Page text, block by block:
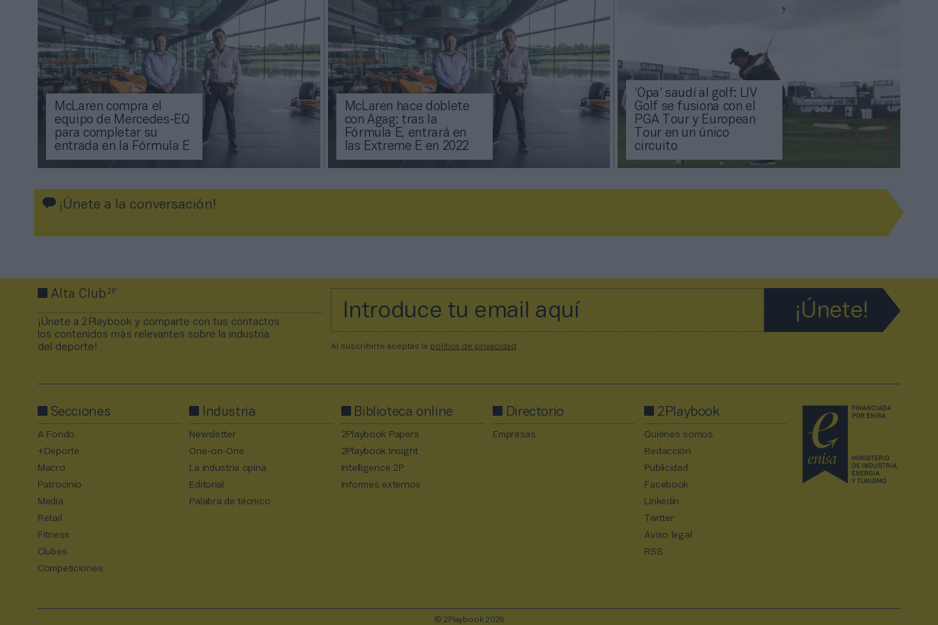
McLaren compra el
equipo de Mercedes-EQ
para completar su
entrada en la Fórmula E
McLaren hace doblete
con Agag: tras la
Fórmula E, entrará en
las Extreme E en 2022
‘Opa’ saudí al golf: LIV
Golf se fusiona con el
PGA Tour y European
Tour en un único
circuito
¡Únete a la conversación!
Alta Club2P
¡Únete a 2Playbook y comparte con tus contactos
los contenidos más relevantes sobre la industria
del deporte!
Al suscribirte aceptas la política de privacidad
Secciones
A Fondo
+Deporte
Macro
Patrocinio
Media
Retail
Fitness
Clubes
Competiciones
Industria
Newsletter
One-on-One
La industria opina
Editorial
Palabra de técnico
Biblioteca online
2Playbook Papers
2Playbook Insight
Intelligence 2P
Informes externos
Directorio
Empresas
2Playbook
Quiénes somos
Redacción
Publicidad
Facebook
Linkedin
Twitter
Aviso legal
RSS
© 2Playbook 2026